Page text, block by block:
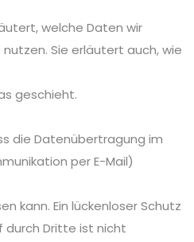
welche Daten wir
Sie erläutert auch, wie
geschieht.
die Datenübertragung im
per E-Mail)
kann. Ein lückenloser Schutz
durch Dritte ist nicht